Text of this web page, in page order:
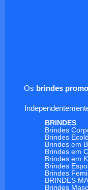
Os brindes
BRINDES
Brindes
Brindes
Brindes em
Brindes em
Brindes em
Brindes
Brindes
BRINDES
Brindes